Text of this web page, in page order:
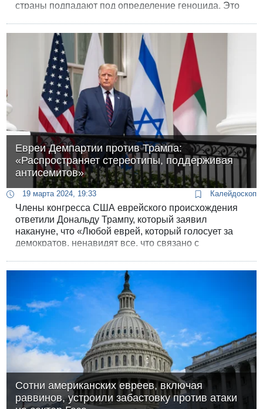
страны подпадают под определение геноцида. Это
Евреи Демпартии против Трампа:
«Распространяет стереотипы, поддерживая
антисемитов»
19 марта 2024, 19:33 Калейдоскоп
Члены конгресса США еврейского происхождения
ответили Дональду Трампу, который заявил
накануне, что «Любой еврей, который голосует за
демократов, ненавидят все, что связано с
Израилю.
Сотни американских евреев, включая
раввинов, устроили забастовку против атаки